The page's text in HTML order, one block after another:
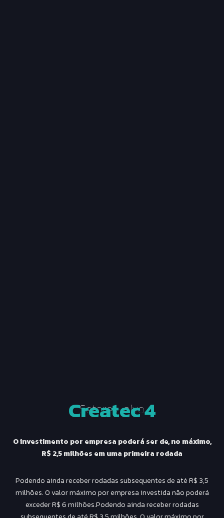
Setores-alvo
Createc 4
O investimento por empresa poderá ser de, no máximo,
R$ 2,5 milhões em uma primeira rodada
Podendo ainda receber rodadas subsequentes de até R$ 3,5
milhões. O valor máximo por empresa investida não poderá
exceder R$ 6 milhões.Podendo ainda receber rodadas